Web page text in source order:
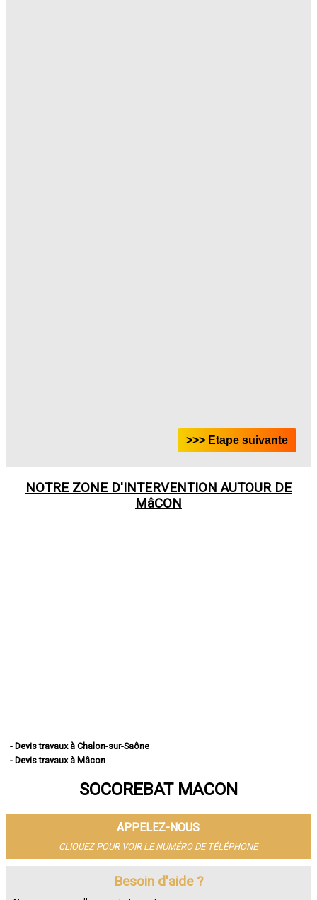
NOTRE ZONE D'INTERVENTION AUTOUR DE
MâCON
- Devis travaux à Chalon-sur-Saône
- Devis travaux à Mâcon
- Devis travaux à Montceau-les-Mines
- Devis travaux à Paray-le-Monial
- Devis travaux à Saint-Vallier
- Devis travaux à Digoin
- Devis travaux à Gueugnon
SOCOREBAT MACON
APPELEZ-NOUS
CLIQUEZ POUR VOIR LE NUMÉRO DE TÉLÉPHONE
Besoin d'aide ?